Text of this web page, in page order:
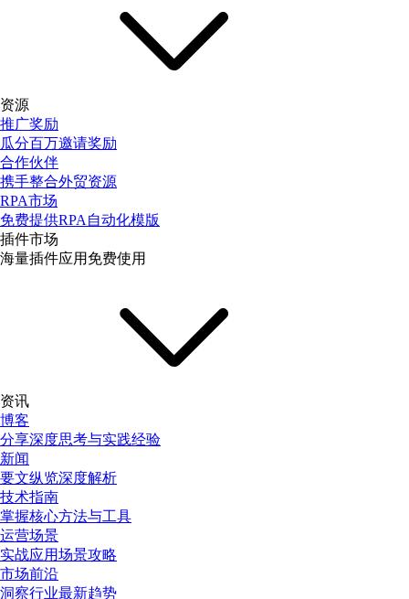
资源
推广奖励
瓜分百万邀请奖励
合作伙伴
携手整合外贸资源
RPA市场
免费提供RPA自动化模版
插件市场
海量插件应用免费使用
资讯
博客
分享深度思考与实践经验
新闻
要文纵览深度解析
技术指南
掌握核心方法与工具
运营场景
实战应用场景攻略
市场前沿
洞察行业最新趋势